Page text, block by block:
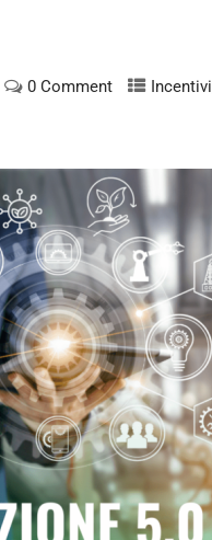
0 Comment Incentivi